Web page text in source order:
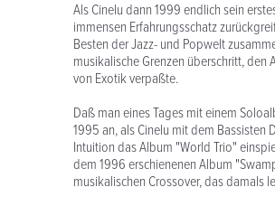
Als Cinelu dann 1999 endlich sein
immensen Erfahrungsschatz
Besten der Jazz- und Popwelt
musikalische Grenzen überschritt,
von Exotik verpaßte.
Daß man eines Tages mit einem
1995 an, als Cinelu mit dem Bassisten
Intuition das Album "World Trio"
dem 1996 erschienenen Album
musikalischen Crossover, das damals